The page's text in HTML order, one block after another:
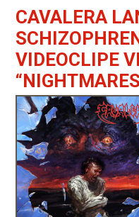
CAVALERA
VIDEOCLIPE